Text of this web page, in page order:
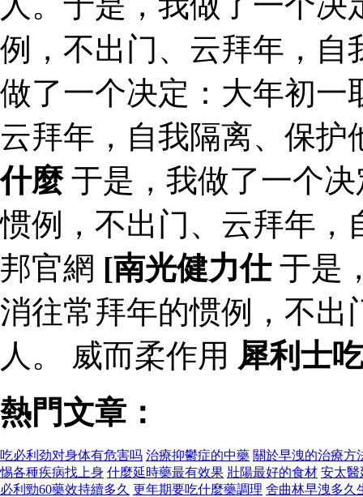
例，不出门、云拜年，自
做了一个决定：大年初一
云拜年，自我隔离、保护
什麼于是，我做了一个
惯例，不出门、云拜年，
邦官網 [南光健力仕于是
消往常拜年的惯例，不出
人。 威而柔作用 犀利士
熱門文章：
吃必利劲对身体有危害吗 治療抑鬱症的中藥 關於早洩的治療方
惕各種疾病找上身 什麼延時藥最有效果 壯陽最好的食材 安太醫
必利勁60藥效持續多久 更年期要吃什麼藥調理 舍曲林早洩多久